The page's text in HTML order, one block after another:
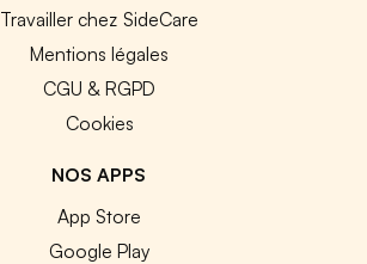
Travailler chez SideCare
Mentions légales
CGU & RGPD
Cookies
NOS APPS
App Store
Google Play